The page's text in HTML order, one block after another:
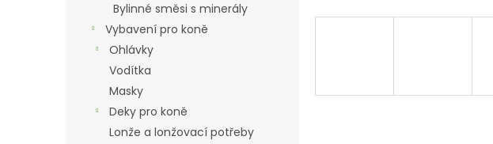
Bylinné směsi s minerály
Vybavení pro koně
Ohlávky
Vodítka
Masky
Deky pro koně
Lonže a lonžovací potřeby